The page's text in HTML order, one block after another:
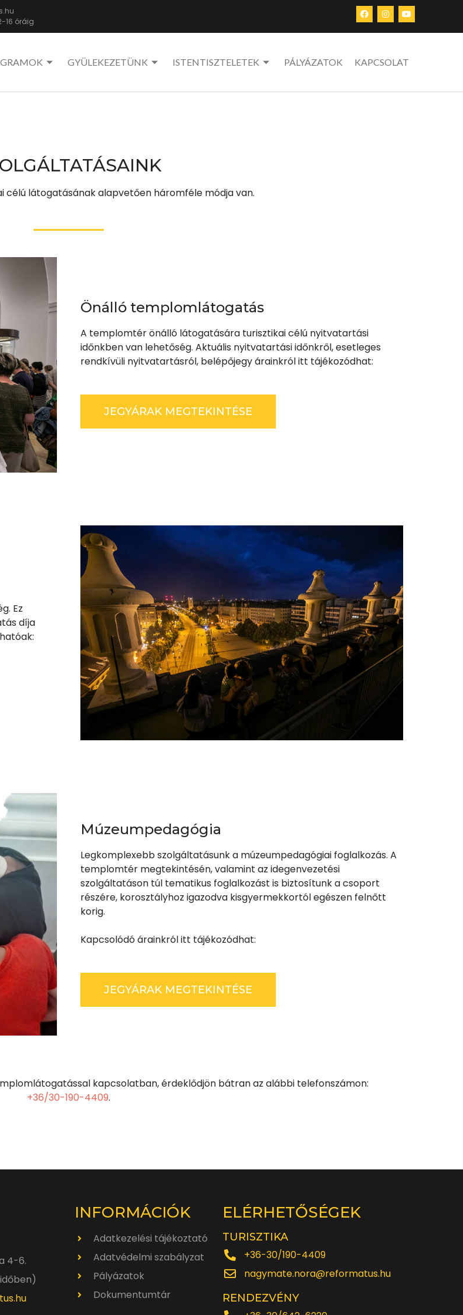
16 óráig
GYÜLEKEZETÜNK ISTENTISZTELETEK PÁLYÁZATOK KAPCSOLAT
célú látogatásának alapvetően háromféle módja van.
Önálló templomlátogatás
A templomtér önálló látogatására turisztikai célú nyitvatartási
időnkben van lehetőség. Aktuális nyitvatartási időnkről, esetleges
rendkívüli nyitvatartásról, belépőjegy árainkról itt tájékozódhat:
JEGYÁRAK MEGTEKINTÉSE
Ez
díja
Múzeumpedagógia
Legkomplexebb szolgáltatásunk a múzeumpedagógiai foglalkozás. A
templomtér megtekintésén, valamint az idegenvezetési
szolgáltatáson túl tematikus foglalkozást is biztosítunk a csoport
részére, korosztályhoz igazodva kisgyermekkortól egészen felnőtt
korig.
Kapcsolódó árainkról itt tájékozódhat:
JEGYÁRAK MEGTEKINTÉSE
kapcsolatban, érdeklődjön bátran az alábbi telefonszámon:
+36/30-190-4409.
4-6.
INFORMÁCIÓK
Adatkezelési tájékoztató
Adatvédelmi szabályzat
Pályázatok
Dokumentumtár
ELÉRHETŐSÉGEK
TURISZTIKA
+36-30/190-4409
nagymate.nora@reformatus.hu
RENDEZVÉNY